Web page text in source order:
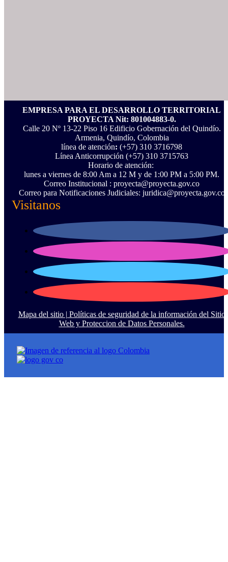
EMPRESA PARA EL DESARROLLO TERRITORIAL
PROYECTA Nit: 801004883-0.
Calle 20 Nº 13-22 Piso 16 Edificio Gobernación del Quindío.
Armenia, Quindío, Colombia
línea de atención: (+57) 310 3716798
Línea Anticorrupción ‪(+57) 310 3715763‬
Horario de atención:
lunes a viernes de 8:00 Am a 12 M y de 1:00 PM a 5:00 PM.
Correo Institucional : proyecta@proyecta.gov.co
Correo para Notificaciones Judiciales: juridica@proyecta.gov.co
Visitanos
Mapa del sitio | Políticas de seguridad de la información del Sitio
Web y Proteccion de Datos Personales.